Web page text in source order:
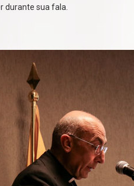
durante sua fala.